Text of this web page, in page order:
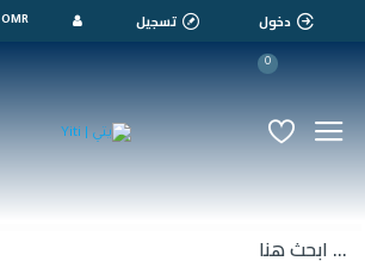
دخول تسجيل OMR
0